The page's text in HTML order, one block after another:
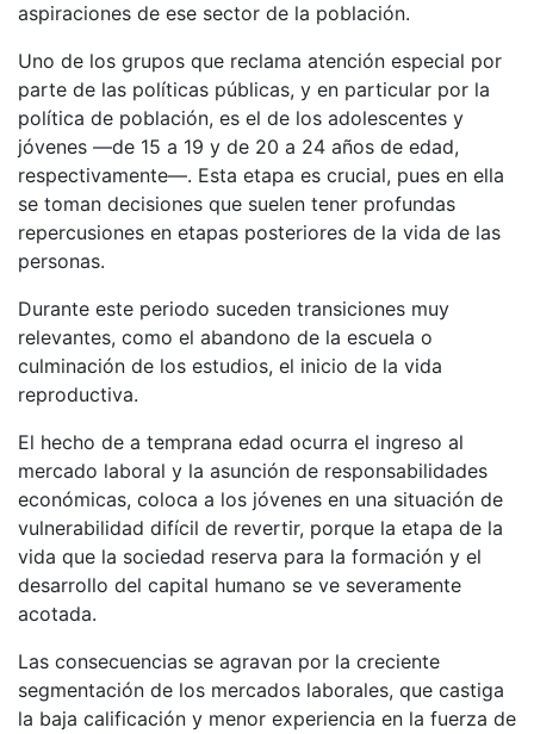
aspiraciones de ese sector de la población.
Uno de los grupos que reclama atención especial por
parte de las políticas públicas, y en particular por la
política de población, es el de los adolescentes y
jóvenes —de 15 a 19 y de 20 a 24 años de edad,
respectivamente—. Esta etapa es crucial, pues en ella
se toman decisiones que suelen tener profundas
repercusiones en etapas posteriores de la vida de las
personas.
Durante este periodo suceden transiciones muy
relevantes, como el abandono de la escuela o
culminación de los estudios, el inicio de la vida
reproductiva.
El hecho de a temprana edad ocurra el ingreso al
mercado laboral y la asunción de responsabilidades
económicas, coloca a los jóvenes en una situación de
vulnerabilidad difícil de revertir, porque la etapa de la
vida que la sociedad reserva para la formación y el
desarrollo del capital humano se ve severamente
acotada.
Las consecuencias se agravan por la creciente
segmentación de los mercados laborales, que castiga
la baja calificación y menor experiencia en la fuerza de